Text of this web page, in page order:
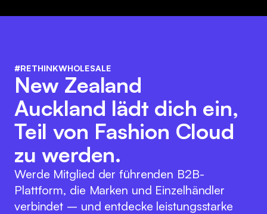
#RETHINKWHOLESALE
New Zealand
Auckland lädt dich ein,
Teil von Fashion Cloud
zu werden.
Werde Mitglied der führenden B2B-
Plattform, die Marken und Einzelhändler
verbindet – und entdecke leistungsstarke